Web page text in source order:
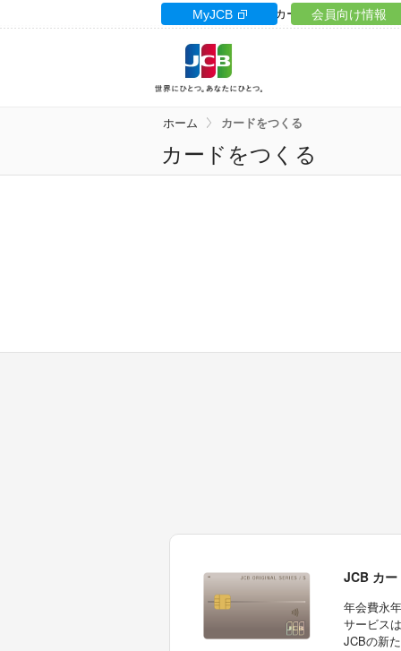
カードサイト カードローン ギフ
会員向け情報
MyJCB
ホーム カードをつくる
カードをつくる
JCB カー
年会費永
サービス
JCBの新